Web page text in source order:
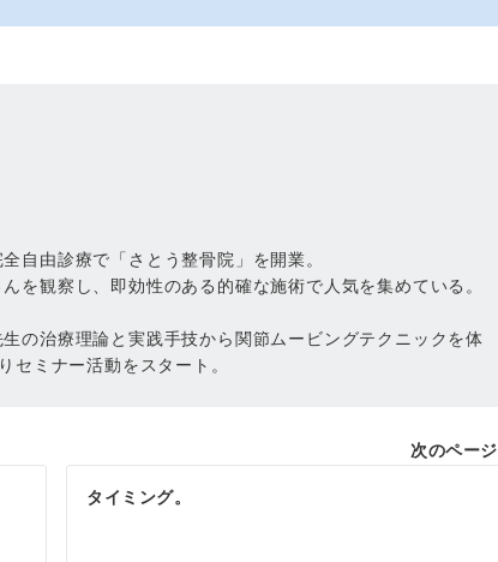
自由診療で「さとう整骨院」を開業。
を観察し、即効性のある的確な施術で人気を集めている。
の治療理論と実践手技から関節ムービングテクニックを体
ミナー活動をスタート。
次のページ
タイミング。